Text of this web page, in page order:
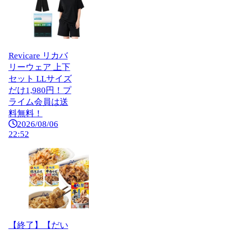
Revicare リカバ
リーウェア 上下
セット LLサイズ
だけ1,980円！プ
ライム会員は送
料無料！
2026/08/06
22:52
【終了】【だい